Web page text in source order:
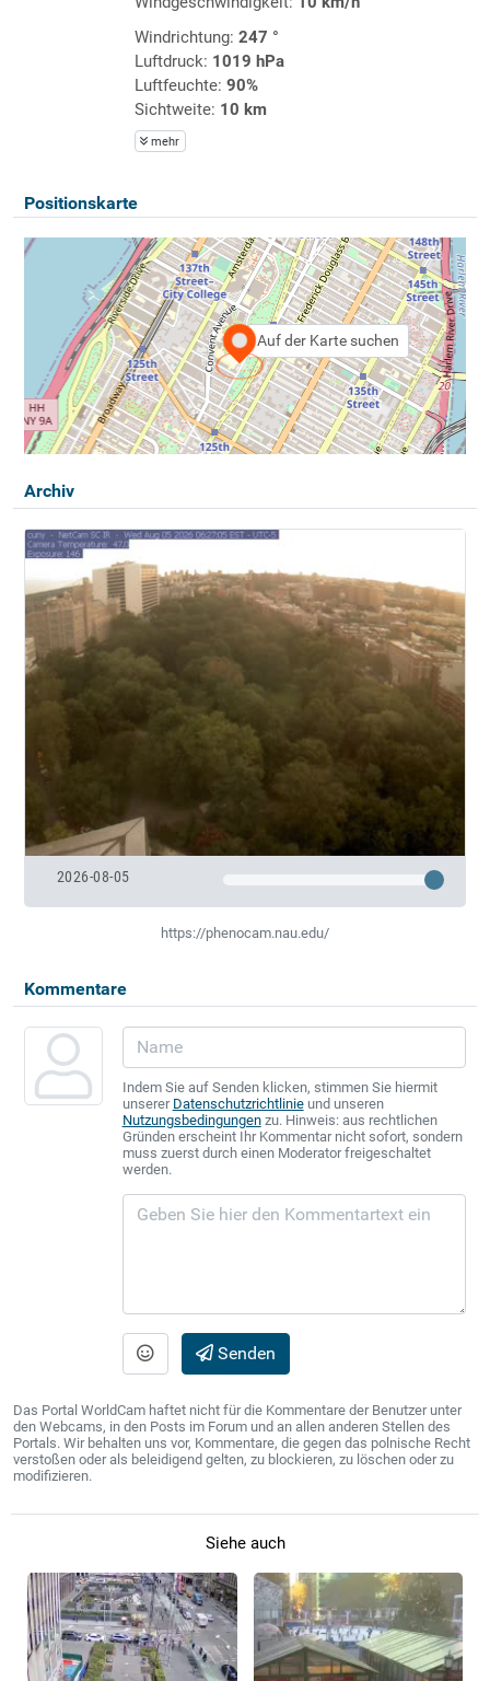
Windrichtung: 247 °
Luftdruck: 1019 hPa
Luftfeuchte: 90%
Sichtweite: 10 km
mehr
Positionskarte
Auf der Karte suchen
Archiv
2026-08-05
https://phenocam.nau.edu/
Kommentare
Indem Sie auf Senden klicken, stimmen Sie hiermit
unserer Datenschutzrichtlinieund unseren
Nutzungsbedingungenzu. Hinweis: aus rechtlichen
Gründen erscheint Ihr Kommentar nicht sofort, sondern
muss zuerst durch einen Moderator freigeschaltet
werden.
Senden
Das Portal WorldCam haftet nicht für die Kommentare der Benutzer unter
den Webcams, in den Posts im Forum und an allen anderen Stellen des
Portals. Wir behalten uns vor, Kommentare, die gegen das polnische Recht
verstoßen oder als beleidigend gelten, zu blockieren, zu löschen oder zu
modifizieren.
Siehe auch